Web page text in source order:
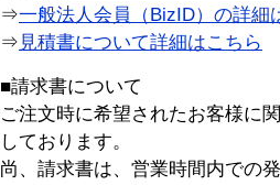
⇒一般法人会員（BizID）の詳細
⇒ 見積書について詳細はこちら
■請求書について
ご注文時に希望されたお客様に
しております。
尚、請求書は、営業時間内での